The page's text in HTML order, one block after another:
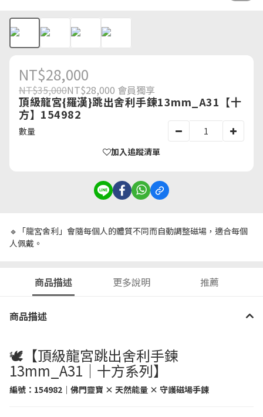
NT$28,000
NT$35,000NT$28,000 會員獨享
頂級龍宮{羅漢}跳出舍利手鍊13mm_A31【十
方】154982
數量
加入追蹤清單
🔹「龍宮舍利」會隨每個人的體質不同而自動調整磁場，適合每個
人佩戴。
商品描述 更多說明 推薦
商品描述
🕊️【頂級龍宮跳出舍利手鍊
13mm_A31｜十方系列】
編號： 154982 ｜佛門靈寶 × 天然能量 × 守護磁場手鍊